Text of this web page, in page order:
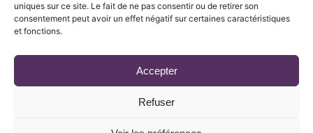
uniques sur ce site. Le fait de ne pas consentir ou de retirer son
consentement peut avoir un effet négatif sur certaines caractéristiques
et fonctions.
Accepter
Refuser
Mentions légales